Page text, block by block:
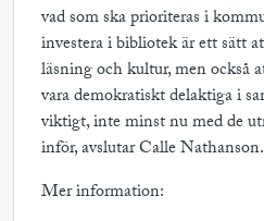
vad som ska prioriteras i
investera i bibliotek är ett sätt
läsning och kultur, men också
vara demokratiskt delaktiga i
viktigt, inte minst nu med de
inför, avslutar Calle Nathanson.
Mer information: